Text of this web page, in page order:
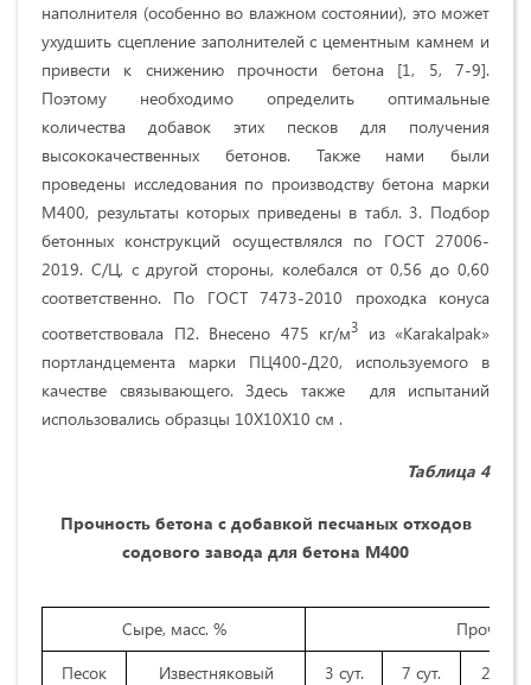
наполнителя (особенно во влажном состоянии), это может
ухудшить сцепление заполнителей с цементным камнем и
привести к снижению прочности бетона [1, 5, 7-9].
Поэтому необходимо определить оптимальные
количества добавок этих песков для получения
высококачественных бетонов. Также нами были
проведены исследования по производству бетона марки
М400, результаты которых приведены в табл. 3. Подбор
бетонных конструкций осуществлялся по ГОСТ 27006-
2019. С/Ц, с другой стороны, колебался от 0,56 до 0,60
соответственно. По ГОСТ 7473-2010 проходка конуса
соответствовала П2. Внесено 475 кг/м3 из «Karakalpak»
портландцемента марки ПЦ400-Д20, используемого в
качестве связывающего. Здесь также для испытаний
использовались образцы 10Х10Х10 см .
Таблица 4
Прочность бетона с добавкой песчаных отходов
содового завода для бетона М400
Сыре, масс. %
Песок
Известняковый
3 сут. 7 сут. 28 сут.